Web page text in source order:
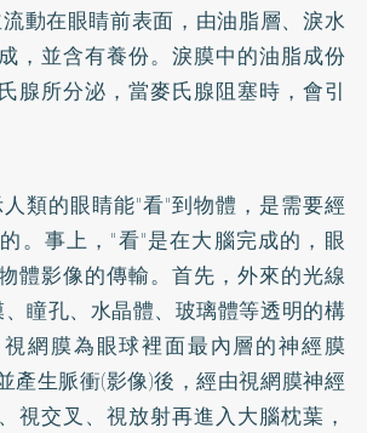
動在眼睛前表面，由油脂層、淚水
，並含有養份。淚膜中的油脂成份
腺所分泌，當麥氏腺阻塞時，會引
類的眼睛能"看"到物體，是需要經
。事上，"看"是在大腦完成的，眼
體影像的傳輸。首先，外來的光線
瞳孔、水晶體、玻璃體等透明的構
網膜為眼球裡面最內層的神經膜
產生脈衝(影像)後，經由視網膜神經
視交叉、視放射再進入大腦枕葉，